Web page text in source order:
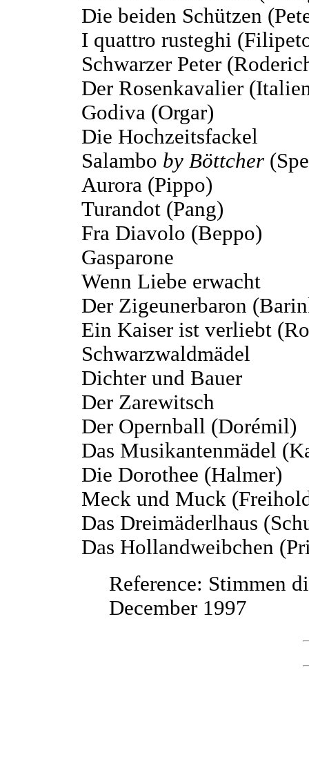
Die beiden Schützen
I quattro rusteghi
Schwarzer Peter
Der Rosenkavalier
Godiva (Orgar)
Die Hochzeitsfackel
Salambo by Böttcher
Aurora (Pippo)
Turandot (Pang)
Fra Diavolo (Beppo)
Gasparone
Wenn Liebe erwacht
Der Zigeunerbaron
Ein Kaiser ist verliebt
Schwarzwaldmädel
Dichter und Bauer
Der Zarewitsch
Der Opernball (Dorémil)
Das Musikantenmädel
Die Dorothee (Halmer)
Meck und Muck
Das Dreimäderlhaus
Das Hollandweibchen
Reference: Stimmen
December 1997